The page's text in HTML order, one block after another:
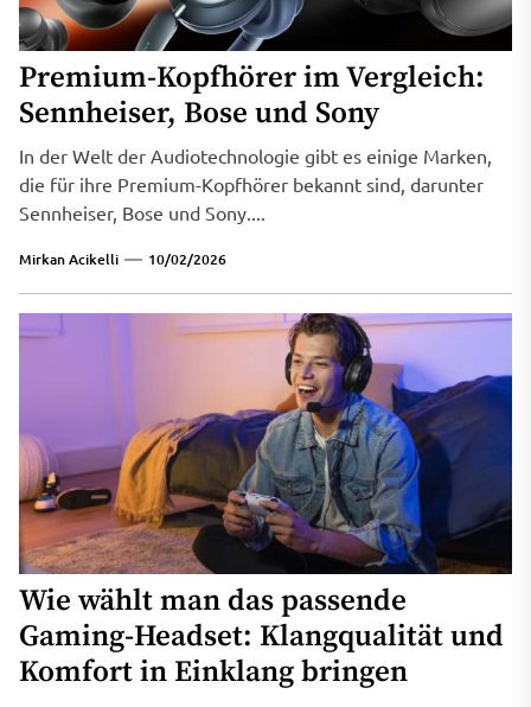
Premium-Kopfhörer im Vergleich:
Sennheiser, Bose und Sony
In der Welt der Audiotechnologie gibt es einige Marken,
die für ihre Premium-Kopfhörer bekannt sind, darunter
Sennheiser, Bose und Sony....
Mirkan Acikelli 10/02/2026
Wie wählt man das passende
Gaming-Headset: Klangqualität und
Komfort in Einklang bringen